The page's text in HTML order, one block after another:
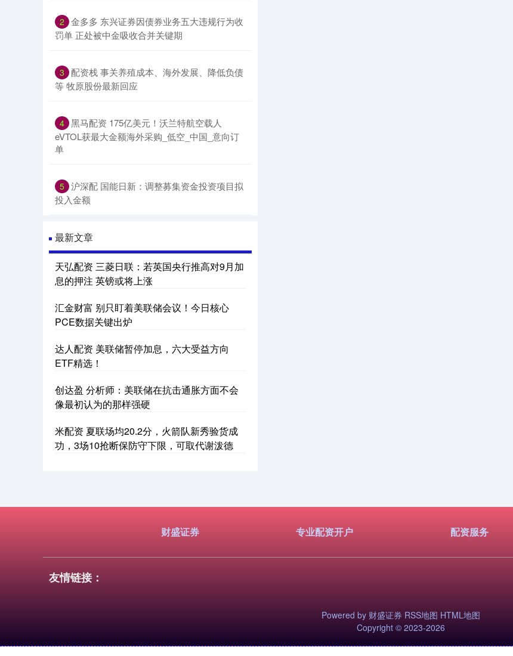
2 金多多 东兴证券因债券业务五大违规行为收
罚单 正处被中金吸收合并关键期
3 配资栈 事关养殖成本、海外发展、降低负债
等 牧原股份最新回应
4 黑马配资 175亿美元！沃兰特航空载人
eVTOL获最大金额海外采购_低空_中国_意向订
单
5 沪深配 国能日新：调整募集资金投资项目拟
投入金额
最新文章
天弘配资 三菱日联：若英国央行推高对9月加
息的押注 英镑或将上涨
汇金财富 别只盯着美联储会议！今日核心
PCE数据关键出炉
达人配资 美联储暂停加息，六大受益方向
ETF精选！
创达盈 分析师：美联储在抗击通胀方面不会
像最初认为的那样强硬
米配资 夏联场均20.2分，火箭队新秀验货成
功，3场10抢断保防守下限，可取代谢泼德
财盛证券 专业配资开户 配资服务
友情链接：
Powered by 财盛证券 RSS地图 HTML地图
Copyright © 2023-2026